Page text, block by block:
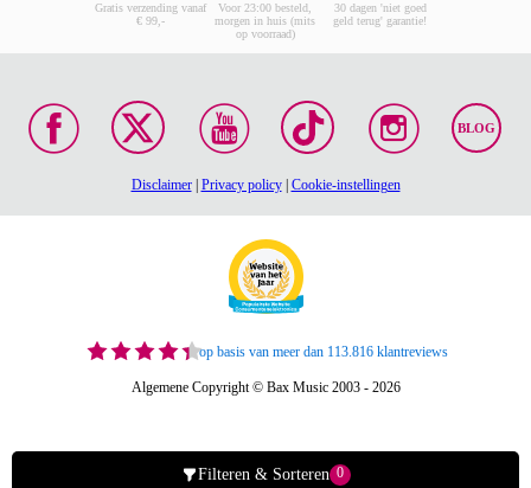
Filteren & Sorteren 0
Gratis verzending vanaf
€ 99,-
Voor 23:00 besteld,
morgen in huis (mits
op voorraad)
30 dagen 'niet goed
geld terug' garantie!
BLOG
Disclaimer| Privacy policy| Cookie-instellingen
op basis van meer dan 113.816 klantreviews
Algemene Copyright © Bax Music 2003 - 2026